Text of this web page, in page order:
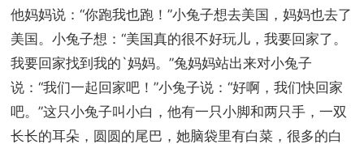
他妈妈说：“你跑我也跑！”小兔子想去美国，妈妈也去了
美国。小兔子想：“美国真的很不好玩儿，我要回家了。
我要回家找到我的`妈妈。”兔妈妈站出来对小兔子
说：“我们一起回家吧！”小兔子说：“好啊，我们快回家
吧。”这只小兔子叫小白，他有一只小脚和两只手，一双
长长的耳朵，圆圆的尾巴，她脑袋里有白菜，很多的白